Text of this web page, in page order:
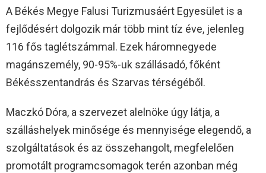
A Békés Megye Falusi Turizmusáért Egyesület is a
fejlődésért dolgozik már több mint tíz éve, jelenleg
116 fős taglétszámmal. Ezek háromnegyede
magánszemély, 90-95%-uk szállásadó, főként
Békésszentandrás és Szarvas térségéből.
Maczkó Dóra, a szervezet alelnöke úgy látja, a
szálláshelyek minősége és mennyisége elegendő, a
szolgáltatások és az összehangolt, megfelelően
promotált programcsomagok terén azonban még